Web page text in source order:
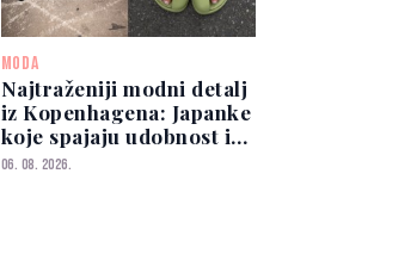
MODA
Najtraženiji modni detalj
iz Kopenhagena: Japanke
koje spajaju udobnost i
eleganciju
06. 08. 2026.